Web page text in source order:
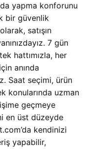
yapma konforunu
bir güvenlik
satışın
7 gün
hattımızla, her
anında
Saat seçimi, ürün
konularında uzman
geçmeye
en üst düzeyde
kendinizi
yapabilir,